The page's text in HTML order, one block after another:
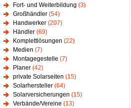
Fort- und Weiterbildung (3)
Großhändler (54)
Handwerker (207)
Händler (69)
Komplettlösungen (22)
Medien (7)
Montagegestelle (7)
Planer (42)
private Solarseiten (15)
Solarhersteller (64)
Solarversicherungen (15)
Verbände/Vereine (13)